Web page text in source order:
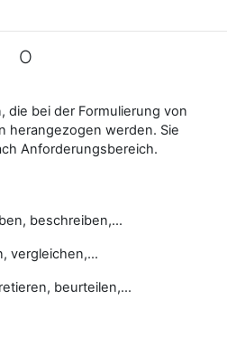
O
die bei der Formulierung von
herangezogen werden. Sie
Anforderungsbereich.
beschreiben,...
vergleichen,...
beurteilen,...